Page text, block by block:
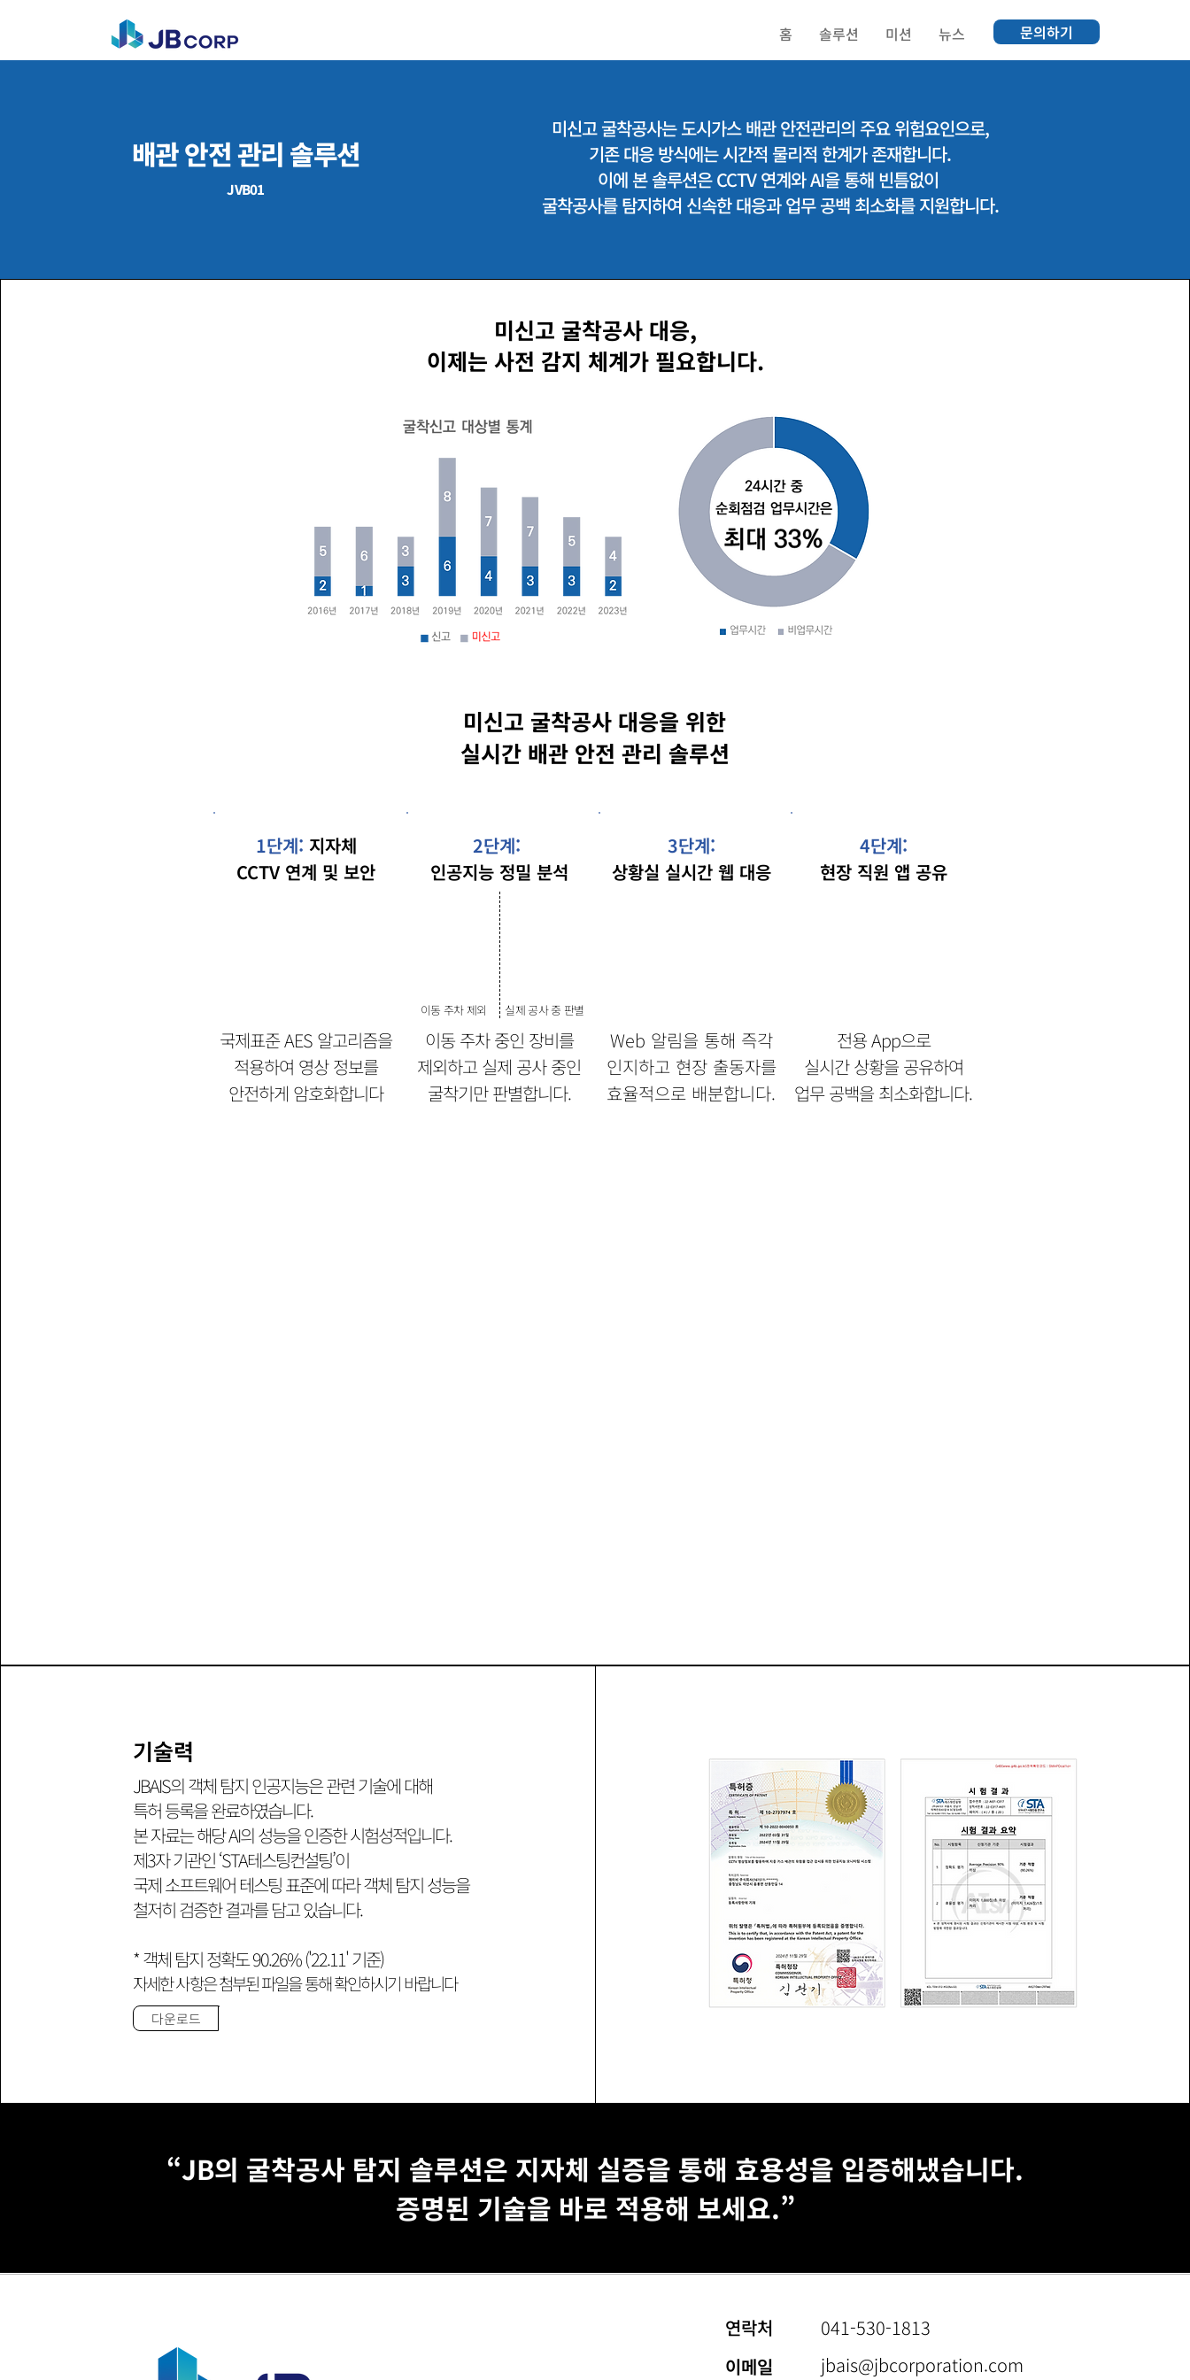
홈 솔루션 미션 뉴스 문의하기
​배관 안전 관리 솔루션
JVB01
미신고 굴착공사는 도시가스 배관 안전관리의 주요 위험요인으로,
기존 대응 방식에는 시간적 물리적 한계가 존재합니다.
이에 본 솔루션은 CCTV 연계와 AI을 통해 빈틈없이
굴착공사를 탐지하여 신속한 대응과 업무 공백 최소화를 지원합니다.
미신고 굴착공사 대응,
​이제는 사전 감지 체계가 필요합니다.
미신고 굴착공사 대응을 위한
​실시간 배관 안전 관리 솔루션
1단계: 지자체
CCTV 연계 및 보안
국제표준 AES 알고리즘을
적용하여 영상 정보를
안전하게 암호화합니다
2단계:
인공지능 정밀 분석
이동 주차 제외 ​실제 공사 중 판별
이동 주차 중인 장비를
제외하고 실제 공사 중인
​굴착기만 판별합니다.
3단계:
상황실 실시간 웹 대응
Web 알림을 통해 즉각
인지하고 현장 출동자를
​효율적으로 배분합니다.
4단계:
현장 직원 앱 공유
전용 App으로
실시간 상황을 공유하여
​업무 공백을 최소화합니다.
기술력
JBAIS의 객체 탐지 인공지능은 관련 기술에 대해
특허 등록을 완료하였습니다.
본 자료는 해당 AI의 성능을 인증한 시험성적입니다.
제3자 기관인 ‘STA테스팅컨설팅’이
국제 소프트웨어 테스팅 표준에 따라 객체 탐지 성능을
철저히 검증한 결과를 담고 있습니다.
* 객체 탐지 정확도 90.26% ('22.11' 기준)
​자세한 사항은 첨부된 파일을 통해 확인하시기 바랍니다.
다운로드
“JB의 굴착공사 탐지 솔루션은 지자체 실증을 통해 효용성을 입증해냈습니다.
증명된 기술을 바로 적용해 보세요.”
​연락처
041-530-1813
​이메일
jbais@jbcorporation.com